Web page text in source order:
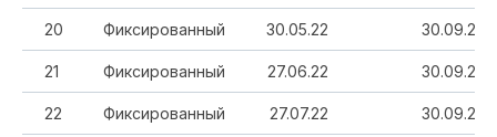
20 Фиксированный 30.05.22 30.09.20
21 Фиксированный 27.06.22 30.09.20
22 Фиксированный 27.07.22 30.09.20